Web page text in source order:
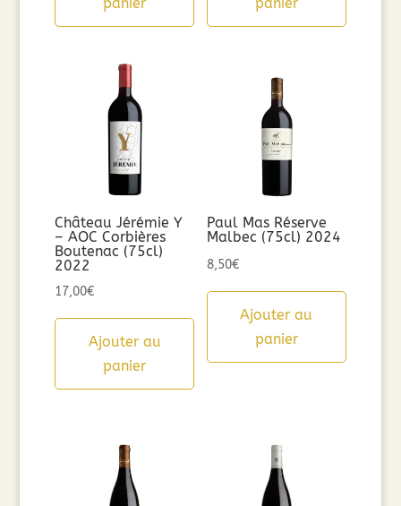
Château Jérémie Y
– AOC Corbières
Boutenac (75cl)
2022
17,00€
Ajouter au
panier
Paul Mas Réserve
Malbec (75cl) 2024
8,50€
Ajouter au
panier